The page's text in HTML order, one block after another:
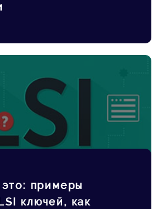
примеры
ключей, как